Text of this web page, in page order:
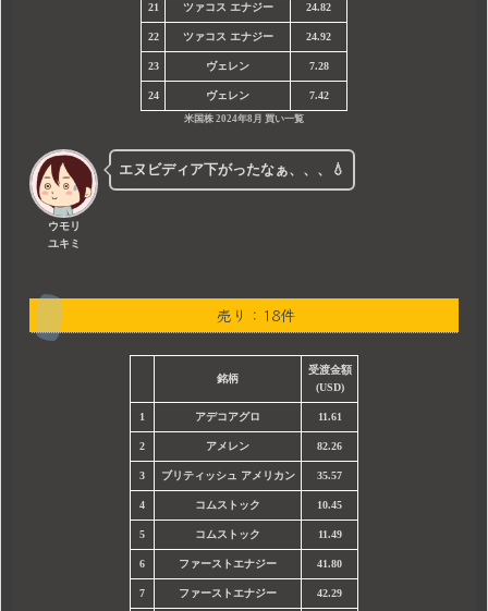
21 ツァコス エナジー 24.82
22 ツァコス エナジー 24.92
23 ヴェレン 7.28
24 ヴェレン 7.42
米国株 2024年8月 買い一覧
ウモリ
ユキミ
エヌビディア下がったなぁ、、、💧
売り：18件
銘柄
受渡金額
(USD)
1 アデコアグロ 11.61
2 アメレン 82.26
3 ブリティッシュ アメリカン 35.57
4 コムストック 10.45
5 コムストック 11.49
6 ファーストエナジー 41.80
7 ファーストエナジー 42.29